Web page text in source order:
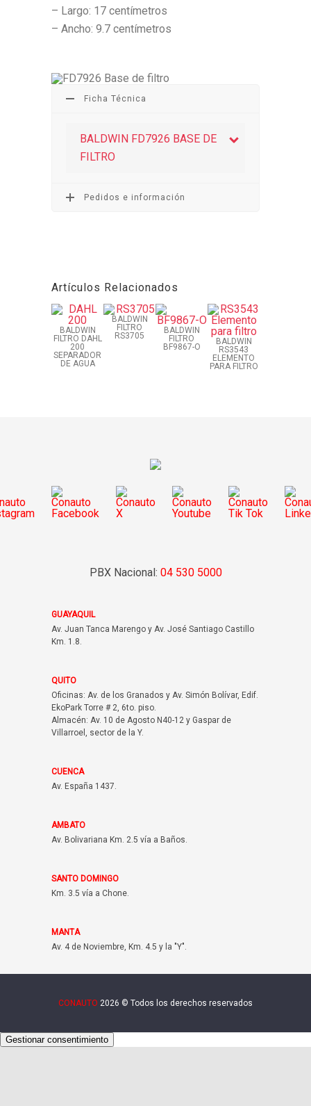
– Largo: 17 centímetros
– Ancho: 9.7 centímetros
Ficha Técnica
BALDWIN FD7926 BASE DE
FILTRO
Pedidos e información
Artículos Relacionados
BALDWIN
FILTRO DAHL
200
SEPARADOR
DE AGUA
BALDWIN
FILTRO
RS3705
BALDWIN
FILTRO
BF9867-O
BALDWIN
RS3543
ELEMENTO
PARA FILTRO
PBX Nacional: 04 530 5000
GUAYAQUIL
Av. Juan Tanca Marengo y Av. José Santiago Castillo
Km. 1.8.
QUITO
Oficinas: Av. de los Granados y Av. Simón Bolívar, Edif.
EkoPark Torre # 2, 6to. piso.
Almacén: Av. 10 de Agosto N40-12 y Gaspar de
Villarroel, sector de la Y.
CUENCA
Av. España 1437.
AMBATO
Av. Bolivariana Km. 2.5 vía a Baños.
SANTO DOMINGO
Km. 3.5 vía a Chone.
MANTA
Av. 4 de Noviembre, Km. 4.5 y la "Y".
CONAUTO 2026 © Todos los derechos reservados
Gestionar consentimiento